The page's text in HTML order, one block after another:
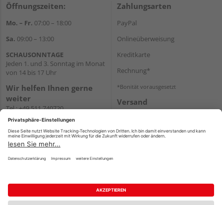
Öffnungszeiten:
Mo. – Fr. 07:00 – 18:00
Sa. 09:00 – 13:00
SCHAUSONNTAGE
Jeden 1. und 3. Sonntag im Monat
von 14 bis 17 Uhr
Wir helfen Ihnen gerne
weiter
Tel.:+49 511 740720
E-Mail:shop@holzland-
WhatsApp
Zahlungsarten
PayPal
Onlineüberweisung
Kreditkarte
Rechnung*
*Bonität vorausgesetzt
Versand
Versandkosten
Impressum AGB Widerruf
Datenschutz
Reservierungsbedingungen
Vertrag widerrufen